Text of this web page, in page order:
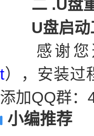
二 .U盘
U盘启动
感谢您
t），安装过
添加QQ群：
小编推荐